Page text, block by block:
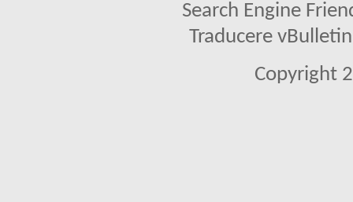
Search Engine
Traducere
Copyright